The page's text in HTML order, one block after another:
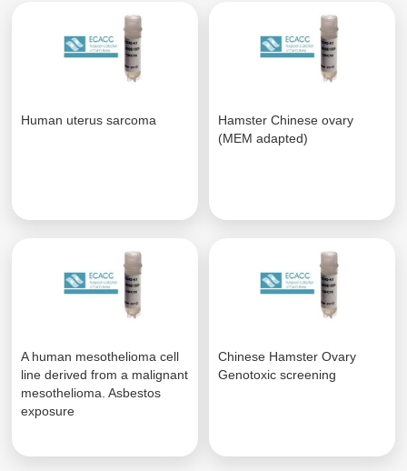
Human uterus sarcoma
Hamster Chinese ovary
(MEM adapted)
A human mesothelioma cell
line derived from a malignant
mesothelioma. Asbestos
exposure
Chinese Hamster Ovary
Genotoxic screening